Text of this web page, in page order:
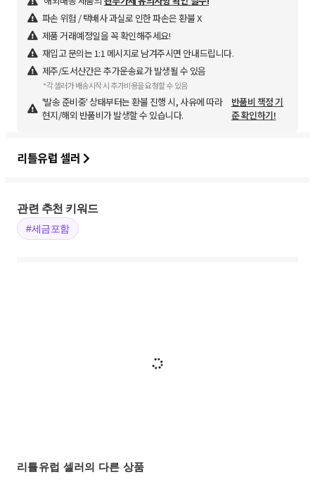
파손 위험 / 택배사 과실로 인한 파손은 환불 X
제품 거래예정일을 꼭 확인해주세요!
재입고 문의는 1:1 메시지로 남겨주시면 안내드립니다.
제주/도서산간은 추가운송료가 발생될 수 있음
*각 셀러가 배송시작 시 추가비용을 요청할 수 있음
'발송 준비중' 상태부터는 환불 진행 시, 사유에 따라
현지/해외 반품비가 발생할 수 있습니다.
반품비 책정 기
준 확인하기!
리틀유럽 셀러
관련 추천 키워드
#세금포함
리틀유럽 셀러의 다른 상품